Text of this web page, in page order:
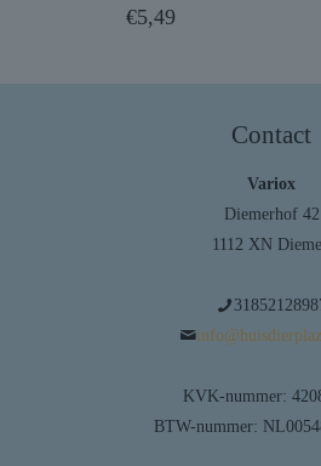
€5,49
Contact
Variox
Diemerhof 42
1112 XN
KVK-nummer:
BTW-nummer: